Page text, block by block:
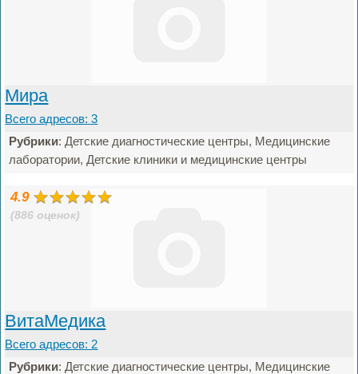
Мира
Всего адресов: 3
Рубрики: Детские диагностические центры, Медицинские
лаборатории, Детские клиники и медицинские центры
4.9
(886 оценок)
ВитаМедика
Всего адресов: 2
Рубрики: Детские диагностические центры, Медицинские